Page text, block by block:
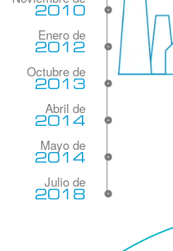
2010
2012
2013
2014
2014
2018